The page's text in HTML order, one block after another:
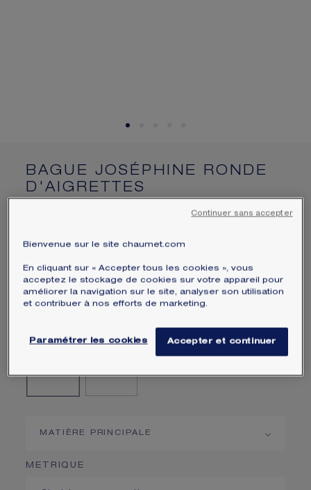
BAGUE JOSÉPHINE RONDE
D'AIGRETTES
Prix Canada -Changer
Bague Joséphine Ronde d'Aigrettes en or blanc,
serti de diamants taille brillant.
En savoir plus
Aigue-marine
MATIÈRE PRINCIPALE
METRIQUE
Bienvenue sur le site chaumet.com
En cliquant sur « Accepter tous les cookies », vous
acceptez le stockage de cookies sur votre appareil pour
améliorer la navigation sur le site, analyser son utilisation
et contribuer à nos efforts de marketing.
Paramétrer les cookies Accepter et continuer
Continuer sans accepter